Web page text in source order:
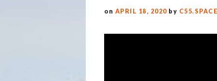
on APRIL 18, 2020 by